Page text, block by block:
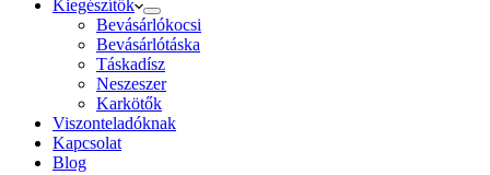
Kiegészítők
Bevásárlókocsi
Bevásárlótáska
Táskadísz
Neszeszer
Karkötők
Viszonteladóknak
Kapcsolat
Blog